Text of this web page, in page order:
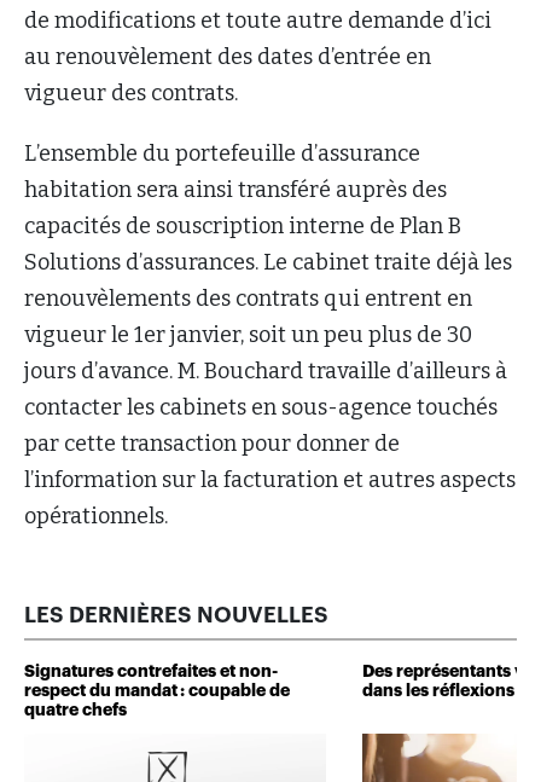
de modifications et toute autre demande d’ici
au renouvèlement des dates d’entrée en
vigueur des contrats.
L’ensemble du portefeuille d’assurance
habitation sera ainsi transféré auprès des
capacités de souscription interne de Plan B
Solutions d’assurances. Le cabinet traite déjà les
renouvèlements des contrats qui entrent en
vigueur le 1er janvier, soit un peu plus de 30
jours d’avance. M. Bouchard travaille d’ailleurs à
contacter les cabinets en sous-agence touchés
par cette transaction pour donner de
l’information sur la facturation et autres aspects
opérationnels.
LES DERNIÈRES NOUVELLES
Signatures contrefaites et non-
respect du mandat : coupable de
quatre chefs
Des représentants
dans les réflexions de